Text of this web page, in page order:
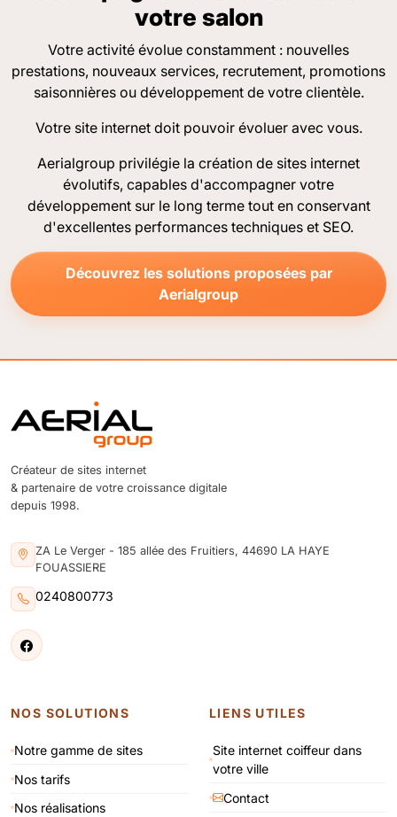
votre salon
Votre activité évolue constamment : nouvelles
prestations, nouveaux services, recrutement, promotions
saisonnières ou développement de votre clientèle.
Votre site internet doit pouvoir évoluer avec vous.
Aerialgroup privilégie la création de sites internet
évolutifs, capables d'accompagner votre
développement sur le long terme tout en conservant
d'excellentes performances techniques et SEO.
Découvrez les solutions proposées par
Aerialgroup
Créateur de sites internet
& partenaire de votre croissance digitale
depuis 1998.
ZA Le Verger - 185 allée des Fruitiers, 44690 LA HAYE
FOUASSIERE
0240800773
NOS SOLUTIONS
Notre gamme de sites
Nos tarifs
Nos réalisations
LIENS UTILES
Site internet coiffeur dans
votre ville
Contact